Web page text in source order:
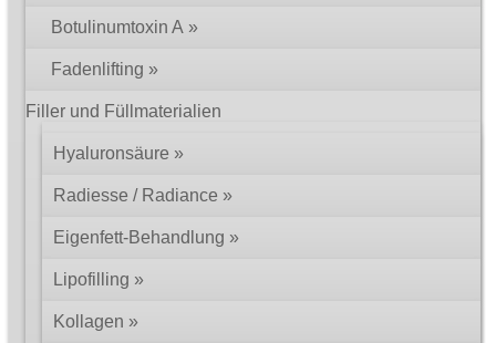
Botulinumtoxin A
Fadenlifting
Filler und Füllmaterialien
Hyaluronsäure
Radiesse / Radiance
Eigenfett-Behandlung
Lipofilling
Kollagen